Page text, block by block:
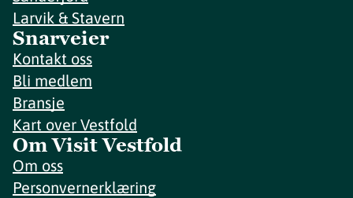
Larvik & Stavern
Snarveier
Kontakt oss
Bli medlem
Bransje
Kart over Vestfold
Om Visit Vestfold
Om oss
Personvernerklæring